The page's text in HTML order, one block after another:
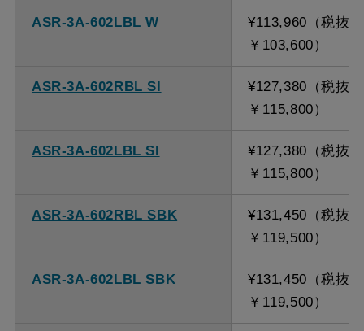
ASR-3A-602LBL W
¥113,960（税抜
￥103,600）
ASR-3A-602RBL SI
¥127,380（税抜
￥115,800）
ASR-3A-602LBL SI
¥127,380（税抜
￥115,800）
ASR-3A-602RBL SBK
¥131,450（税抜
￥119,500）
ASR-3A-602LBL SBK
¥131,450（税抜
￥119,500）